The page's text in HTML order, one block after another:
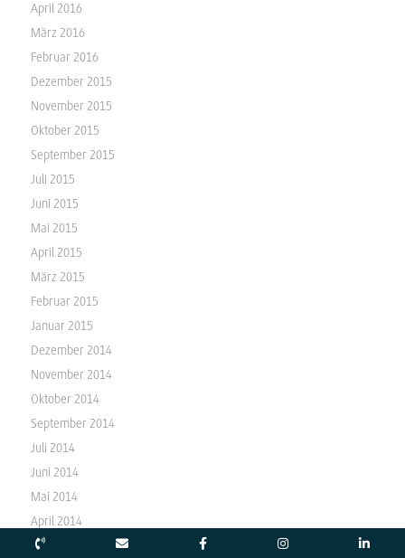
April 2016
März 2016
Februar 2016
Dezember 2015
November 2015
Oktober 2015
September 2015
Juli 2015
Juni 2015
Mai 2015
April 2015
März 2015
Februar 2015
Januar 2015
Dezember 2014
November 2014
Oktober 2014
September 2014
Juli 2014
Juni 2014
Mai 2014
April 2014
März 2014